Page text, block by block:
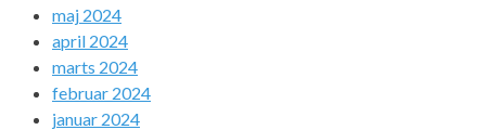
maj 2024
april 2024
marts 2024
februar 2024
januar 2024